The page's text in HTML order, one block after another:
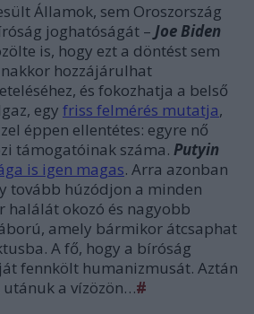
Államok, sem Oroszország
joghatóságát – Joe Biden
is, hogy ezt a döntést sem
hozzájárulhat
és fokozhatja a belső
egy friss felmérés mutatja,
éppen ellentétes: egyre nő
támogatóinak száma. Putyin
is igen magas. Arra azonban
tovább húzódjon a minden
halálát okozó és nagyobb
amely bármikor átcsaphat
A fő, hogy a bíróság
fennkölt humanizmusát. Aztán
a vízözön…#